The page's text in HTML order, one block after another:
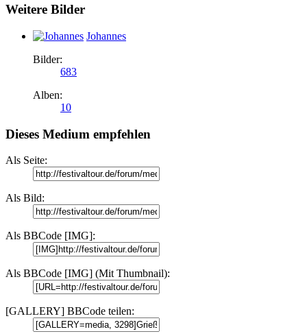
Weitere Bilder
Johannes
Bilder:
683
Alben:
10
Dieses Medium empfehlen
Als Seite:
Als Bild:
Als BBCode [IMG]:
Als BBCode [IMG] (Mit Thumbnail):
[GALLERY] BBCode teilen: